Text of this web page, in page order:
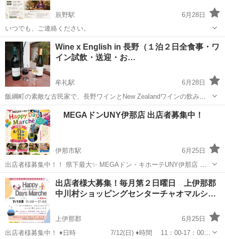
辰野駅
6月28日
いつでも、ご連絡ください。
長野 上伊那郡 辰野駅 ワークショップ
Wine x English in 長野（１泊２日全食事・ワ
イン試飲・送迎・お…
牟礼駅
6月28日
飯綱町の素敵な古民家で、長野ワインとNew Zealandワインの飲み比
べを英語を学びながらやってみましょう！ その他の活動として、1日
目と2日目にかけて、天体望遠鏡による星空観察、ヨガ体験、森林セラ
ピー、ハーブティーづく...
長野 上水内郡 牟礼駅 ワークショップ English
MEGAドンUNY伊那店 出店者募集中！
伊那市駅
6月25日
出店者様募集中！！ 県下最大✨ MEGAドン・キホーテUNY伊那店 ハ
ッピーデイズマルシェ開催 定期開催 毎月第3土日開催✨ ♦ 10:00-
17:00 出店料 1500円 ◆場所 長野県...
長野 伊那市 伊那市駅 ワークショップ アピタ
出店者様大募集！毎月第２日曜日 上伊那郡
中川村ショッピングセンターチャオマルシ…
上伊那郡
6月25日
出店者様募集中！ ♦日時 7/12(日) ♦時間 11：00-17：00